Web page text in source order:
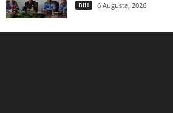
BIH 6 Augusta, 2026